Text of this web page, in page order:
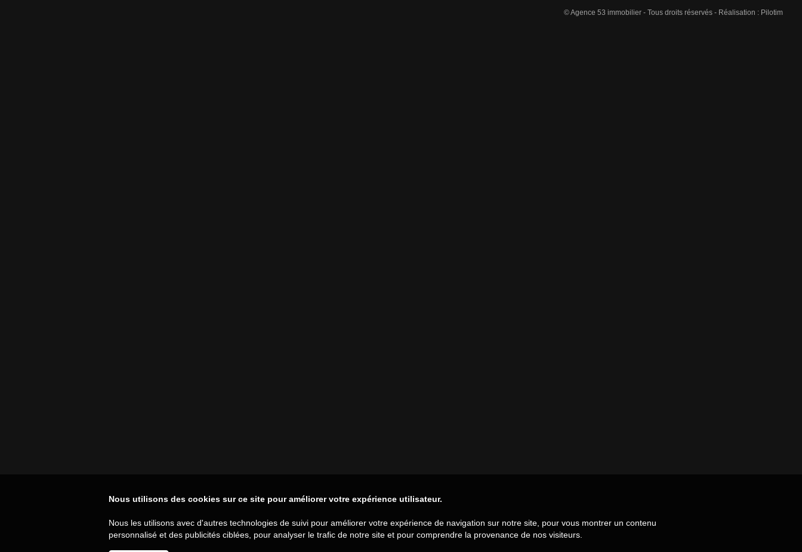
© Agence 53 immobilier - Tous droits réservés - Réalisation : Pilotim
Nous utilisons des cookies sur ce site pour améliorer votre expérience utilisateur.
Nous les utilisons avec d'autres technologies de suivi pour améliorer votre expérience de navigation sur notre site, pour vous montrer un contenu
personnalisé et des publicités ciblées, pour analyser le trafic de notre site et pour comprendre la provenance de nos visiteurs.